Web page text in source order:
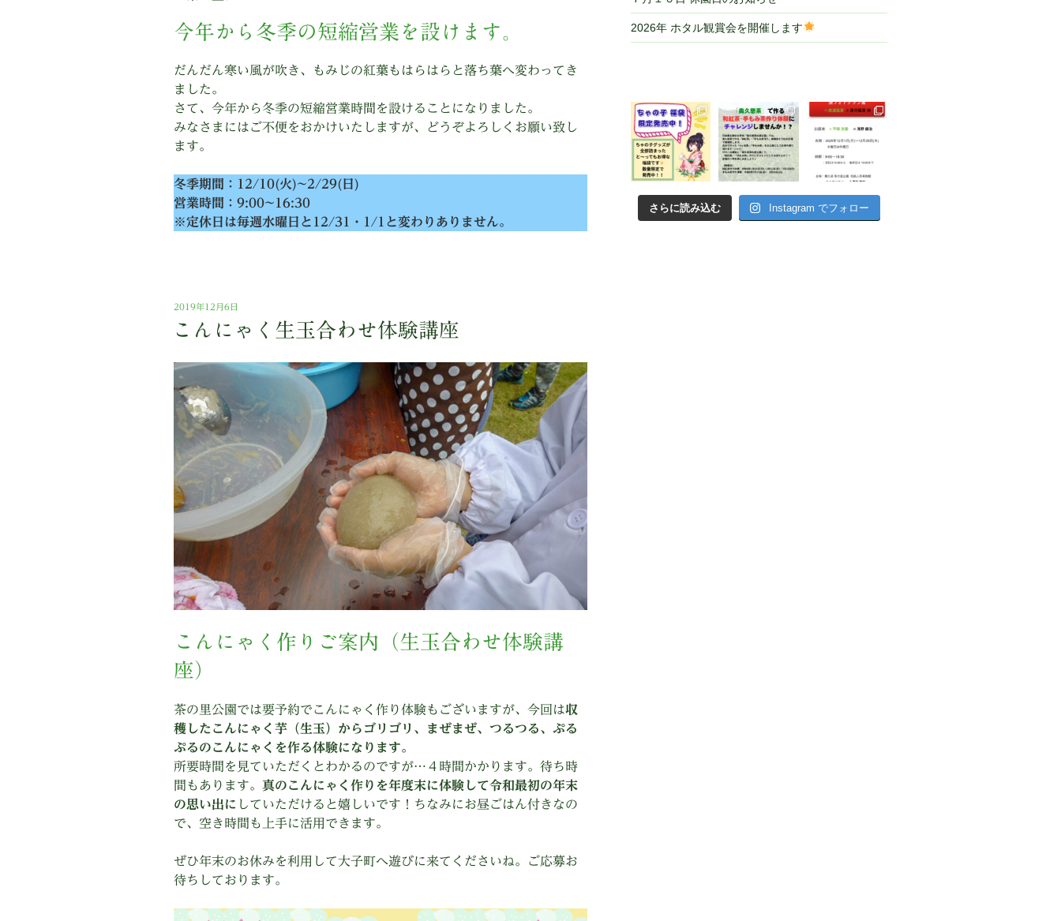
今年から冬季の短縮営業を設けます。
だんだん寒い風が吹き、もみじの紅葉もはらはらと落ち葉へ変わってき
ました。
さて、今年から冬季の短縮営業時間を設けることになりました。
みなさまにはご不便をおかけいたしますが、どうぞよろしくお願い致し
ます。
冬季期間：12/10(火)~2/29(日)
営業時間：9:00~16:30
※定休日は毎週水曜日と12/31・1/1と変わりありません。
投
日:
2019年12月6日
こんにゃく生玉合わせ体験講座
こんにゃく作りご案内（生玉合わせ体験講
座）
茶の里公園では要予約でこんにゃく作り体験もございますが、今回は収
穫したこんにゃく芋（生玉）からゴリゴリ、まぜまぜ、つるつる、ぷる
ぷるのこんにゃくを作る体験になります。
所要時間を見ていただくとわかるのですが…４時間かかります。待ち時
間もあります。 真のこんにゃく作りを年度末に体験して令和最初の年末
の思い出に していただけると嬉しいです！ちなみにお昼ごはん付きなの
で、空き時間も上手に活用できます。
ぜひ年末のお休みを利用して大子町へ遊びに来てくださいね。ご応募お
待ちしております。
2026年 ホタル観賞会を開催します
さらに読み込む Instagram でフォロー